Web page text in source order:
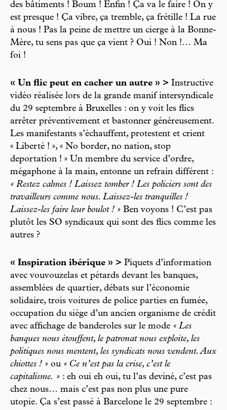
des bâtiments ! Boum ! Enfin ! Ça va le faire ! On y
est presque ! Ça vibre, ça tremble, ça frétille ! La rue
à nous ! Pas la peine de mettre un cierge à la Bonne-
Mère, tu sens pas que ça vient ? Oui ! Non !… Ma
foi !
« Un flic peut en cacher un autre » > Instructive
vidéo réalisée lors de la grande manif intersyndicale
du 29 septembre à Bruxelles : on y voit les flics
arrêter préventivement et bastonner généreusement.
Les manifestants s’échauffent, protestent et crient
« Liberté ! », « No border, no nation, stop
deportation ! » Un membre du service d’ordre,
mégaphone à la main, entonne un refrain différent :
« Restez calmes ! Laissez tomber ! Les policiers sont des
travailleurs comme nous. Laissez-les tranquilles !
Laissez-les faire leur boulot ! » Ben voyons ! C’est pas
plutôt les SO syndicaux qui sont des flics comme les
autres ?
« Inspiration ibérique » > Piquets d’information
avec vouvouzelas et pétards devant les banques,
assemblées de quartier, débats sur l’économie
solidaire, trois voitures de police parties en fumée,
occupation du siège d’un ancien organisme de crédit
avec affichage de banderoles sur le mode « Les
banques nous étouffent, le patronat nous exploite, les
politiques nous mentent, les syndicats nous vendent. Aux
chiottes ! » ou « Ce n’est pas la crise, c’est le
capitalisme. » : eh oui eh oui, tu l’as deviné, c’est pas
chez nous… mais c’est pas non plus une pure
utopie. Ça s’est passé à Barcelone le 29 septembre :